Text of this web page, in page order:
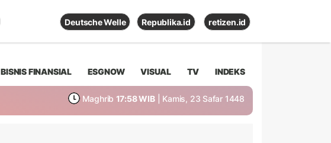
Deutsche Welle Republika.id retizen.id
BISNIS FINANSIAL ESGNOW VISUAL TV INDEKS
Maghrib 17:58 WIB | Kamis, 23 Safar 1448